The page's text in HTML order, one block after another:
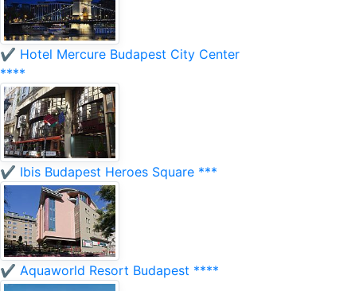
✔️ Hotel Mercure Budapest City Center
****
✔️ Ibis Budapest Heroes Square ***
✔️ Aquaworld Resort Budapest ****